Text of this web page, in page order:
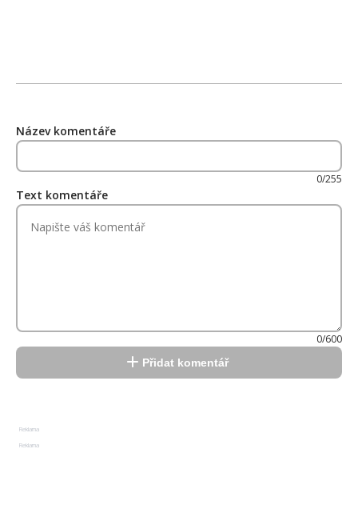
Název komentáře
0/255
Text komentáře
0/600
Přidat komentář
Reklama
Reklama